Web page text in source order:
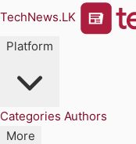
TechNews.LK
Platform
Categories Authors
More